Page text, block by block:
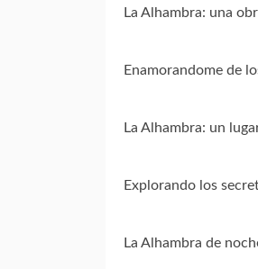
La Alhambra: una
Enamorandome de
La Alhambra: un
Explorando los
La Alhambra de